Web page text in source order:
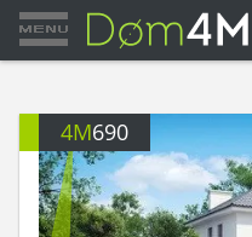
4M690